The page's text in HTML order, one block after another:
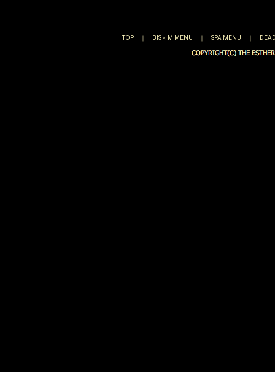
TOP｜ BIS＜M MENU ｜ SPA MENU ｜